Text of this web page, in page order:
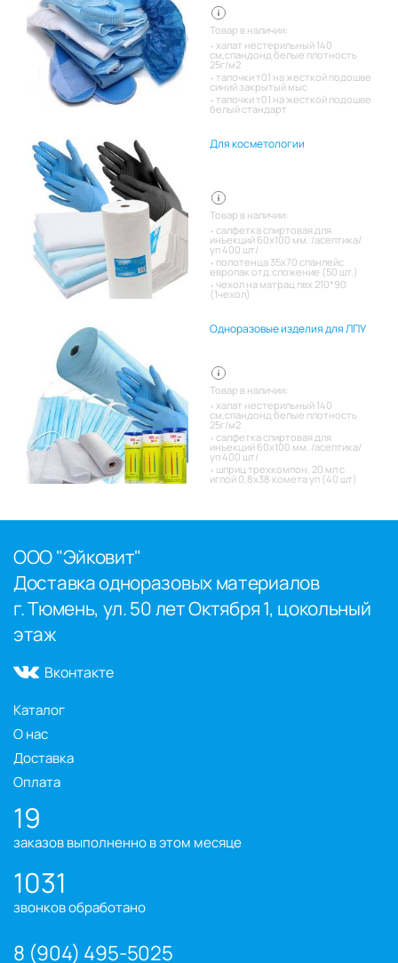
Товар в наличии:
халат нестерильный 140
см,спандонд белые плотность
25г/м2
тапочки т01 на жесткой подошве
синий закрытый мыс
тапочки т01 на жесткой подошве
белый стандарт
Для косметологии
Товар в наличии:
салфетка спиртовая для
инъекций 60х100 мм. /асептика/
уп 400 шт/
полотенца 35х70 спанлейс
европак отд.сложение (50 шт.)
чехол на матрац пвх 210*90
(1чехол)
Одноразовые изделия для ЛПУ
Товар в наличии:
халат нестерильный 140
см,спандонд белые плотность
25г/м2
салфетка спиртовая для
инъекций 60х100 мм. /асептика/
уп 400 шт/
шприц трехкомпон. 20 мл с
иглой 0,8х38 комета уп (40 шт)
ООО "Эйковит"
Доставка одноразовых материалов
г. Тюмень, ул. 50 лет Октября 1, цокольный
этаж
Вконтакте
Каталог
О нас
Доставка
Оплата
19
заказов выполненно в этом месяце
1031
звонков обработано
8 (904) 495-5025